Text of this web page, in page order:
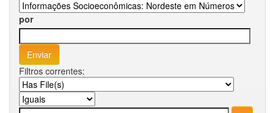
por
Filtros correntes: